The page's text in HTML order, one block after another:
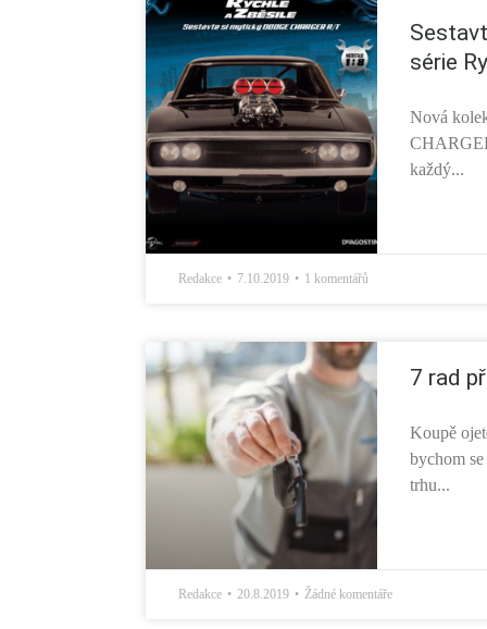
série
Nová
každý...
Redakce 7.10.2019 1 komentářů
7 rad
Koupě
bychom
trhu...
Redakce 20.8.2019 Žádné komentáře